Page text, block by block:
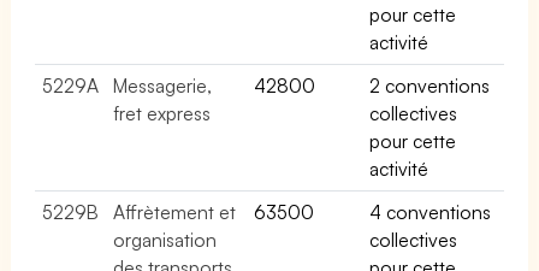
pour cette
activité
5229A Messagerie,
fret express
42800
2 conventions
collectives
pour cette
activité
5229B
Affrètement et
organisation
63500
4 conventions
collectives